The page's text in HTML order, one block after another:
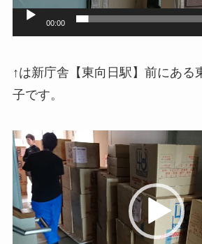
00:00
↑は新庁舎【東向日駅】前にある
子です。
動
画
プ
レ
ー